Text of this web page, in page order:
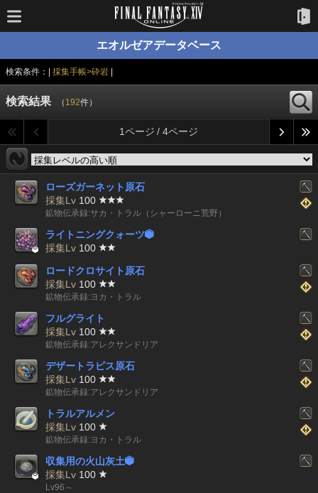
エオルゼアデータベース
検索条件：| 採集手帳>砕岩|
検索結果 （ 192件）
1ページ / 4ページ
ローズガーネット原石
採集Lv 100
鉱物伝承録:サカ・トラル（シャーローニ荒野）

ライトニングクォーツ
採集Lv 100
ロードクロサイト原石
採集Lv 100
鉱物伝承録:ヨカ・トラル
フルグライト
採集Lv 100
鉱物伝承録:アレクサンドリア
デザートラピス原石
採集Lv 100
鉱物伝承録:アレクサンドリア
トラルアルメン
採集Lv 100
鉱物伝承録:ヨカ・トラル

収集用の火山灰土
採集Lv 100
Lv96～